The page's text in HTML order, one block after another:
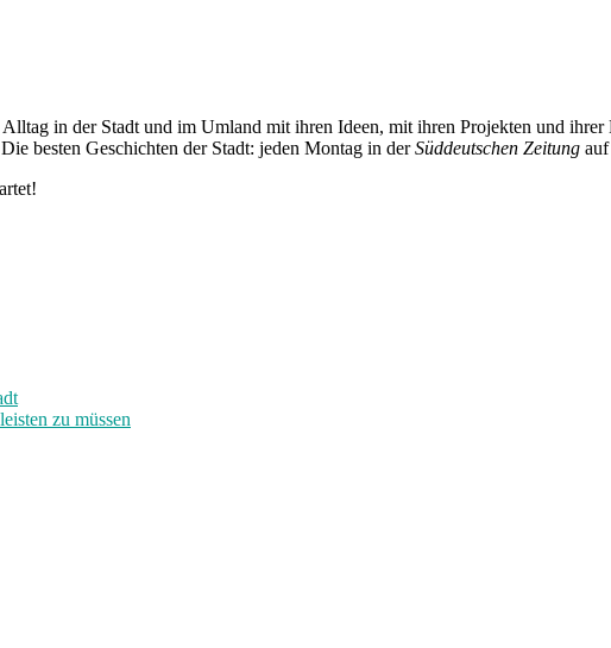
in der Stadt und im Umland mit ihren Ideen, mit ihren Projekten und
besten Geschichten der Stadt: jeden Montag in derSüddeutschen Zeitung
zu müssen